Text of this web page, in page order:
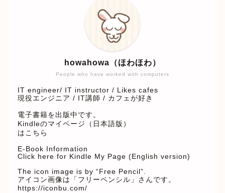
People who have worked with computers
howahowa（ほわほわ）
IT engineer/ IT instructor / Likes cafes
現役エンジニア / IT講師 / カフェが好き
電子書籍を出版中です。
Kindleのマイページ（日本語版）
はこちら
E-Book Information
Click here for Kindle My Page (English version)
The icon image is by “Free Pencil”.
アイコン画像は「フリーペンシル」さんです。
https://iconbu.com/